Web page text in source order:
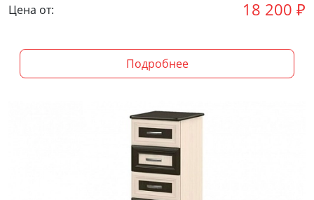
Цена от: 18 200 ₽
Подробнее